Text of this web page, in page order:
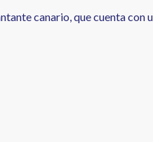
canario, que cuenta